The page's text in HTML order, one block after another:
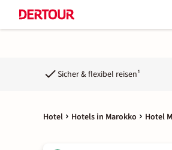
Sicher & flexibel reisen¹
Hotel Hotels in Marokko Hotel